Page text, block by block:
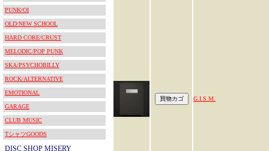
PUNK/OI
OLD/NEW SCHOOL
HARD CORE/CRUST
MELODIC/POP PUNK
SKA/PSYCHOBILLY
ROCK/ALTERNATIVE
EMOTIONAL
GARAGE
CLUB MUSIC
TシャツGOODS
DISC SHOP MISERY
G.I.S.M.